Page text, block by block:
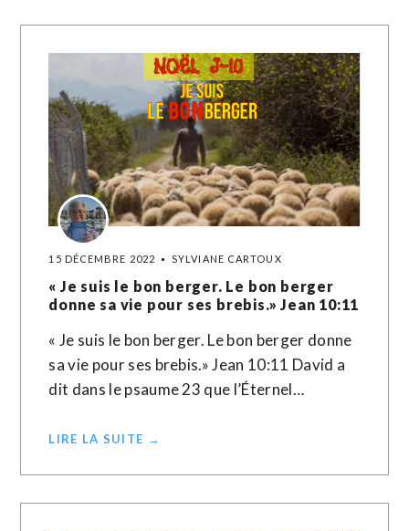
15 DÉCEMBRE 2022 SYLVIANE CARTOUX
« Je suis le bon berger. Le bon berger
donne sa vie pour ses brebis.» Jean‬ ‭10‬:‭11‬
« Je suis le bon berger. Le bon berger donne
sa vie pour ses brebis.» Jean‬ ‭10‬:‭11‬ David a
dit dans le psaume 23 que l’Éternel…
LIRE LA SUITE →